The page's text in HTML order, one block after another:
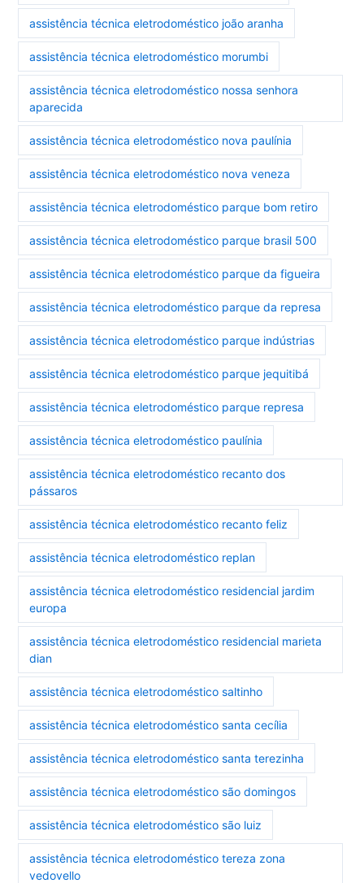
assistência técnica eletrodoméstico joão aranha
assistência técnica eletrodoméstico morumbi
assistência técnica eletrodoméstico nossa senhora
aparecida
assistência técnica eletrodoméstico nova paulínia
assistência técnica eletrodoméstico nova veneza
assistência técnica eletrodoméstico parque bom retiro
assistência técnica eletrodoméstico parque brasil 500
assistência técnica eletrodoméstico parque da figueira
assistência técnica eletrodoméstico parque da represa
assistência técnica eletrodoméstico parque indústrias
assistência técnica eletrodoméstico parque jequitibá
assistência técnica eletrodoméstico parque represa
assistência técnica eletrodoméstico paulínia
assistência técnica eletrodoméstico recanto dos
pássaros
assistência técnica eletrodoméstico recanto feliz
assistência técnica eletrodoméstico replan
assistência técnica eletrodoméstico residencial jardim
europa
assistência técnica eletrodoméstico residencial marieta
dian
assistência técnica eletrodoméstico saltinho
assistência técnica eletrodoméstico santa cecília
assistência técnica eletrodoméstico santa terezinha
assistência técnica eletrodoméstico são domingos
assistência técnica eletrodoméstico são luiz
assistência técnica eletrodoméstico tereza zona
vedovello